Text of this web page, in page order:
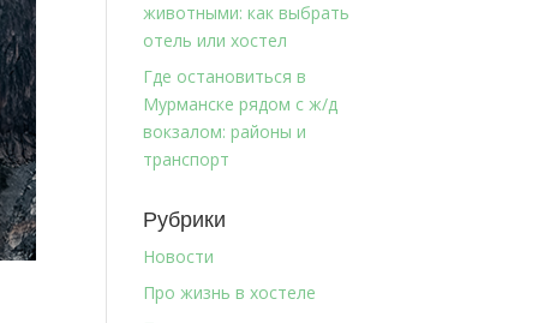
животными: как выбрать
отель или хостел
Где остановиться в
Мурманске рядом с ж/д
вокзалом: районы и
транспорт
Рубрики
Новости
Про жизнь в хостеле